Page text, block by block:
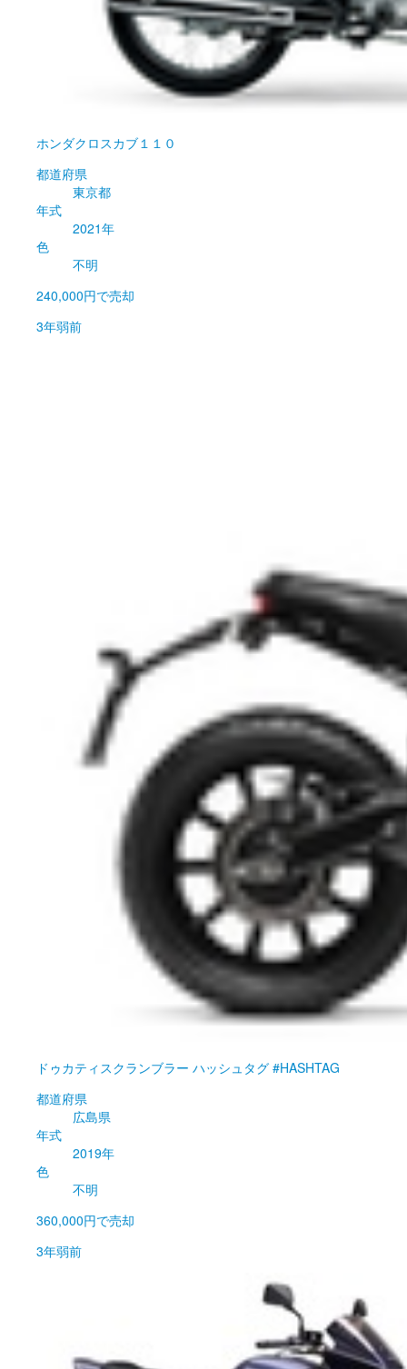
ホンダクロスカブ１１０
都道府県
東京都
年式
2021年
色
不明
240,000円で売却
3年弱前
ドゥカティ スクランブラー ハッシュタグ #HASHTAG
都道府県
広島県
年式
2019年
色
不明
360,000円で売却
3年弱前